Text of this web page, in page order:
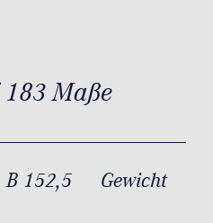
Maße
152,5
Gewicht